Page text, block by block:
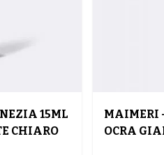
15ML
CHIARO
MAIMERI
OCRA